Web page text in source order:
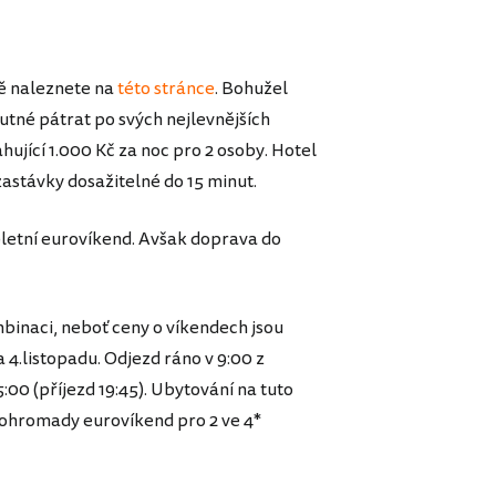
naleznete natéto stránce. Bohužel
pátrat po svých nejlevnějších
1.000 Kč za noc pro 2 osoby. Hotel
dosažitelné do 15 minut.
eurovíkend. Avšak doprava do
neboť ceny o víkendech jsou
Odjezd ráno v 9:00 z
(příjezd 19:45). Ubytování na tuto
eurovíkend pro 2 ve 4*